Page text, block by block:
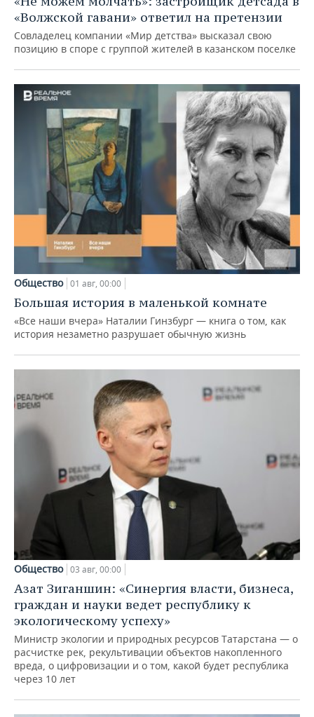
«Волжской гавани» ответил на претензии
Совладелец компании «Мир детства» высказал свою
позицию в споре с группой жителей в казанском поселке
Общество 01 авг, 00:00
Большая история в маленькой комнате
«Все наши вчера» Наталии Гинзбург — книга о том, как
история незаметно разрушает обычную жизнь
Общество 03 авг, 00:00
Азат Зиганшин: «Синергия власти, бизнеса,
граждан и науки ведет республику к
экологическому успеху»
Министр экологии и природных ресурсов Татарстана — о
расчистке рек, рекультивации объектов накопленного
вреда, о цифровизации и о том, какой будет республика
через 10 лет